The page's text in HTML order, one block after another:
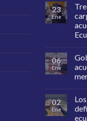
23
Ene
06
Ene
02
Ene